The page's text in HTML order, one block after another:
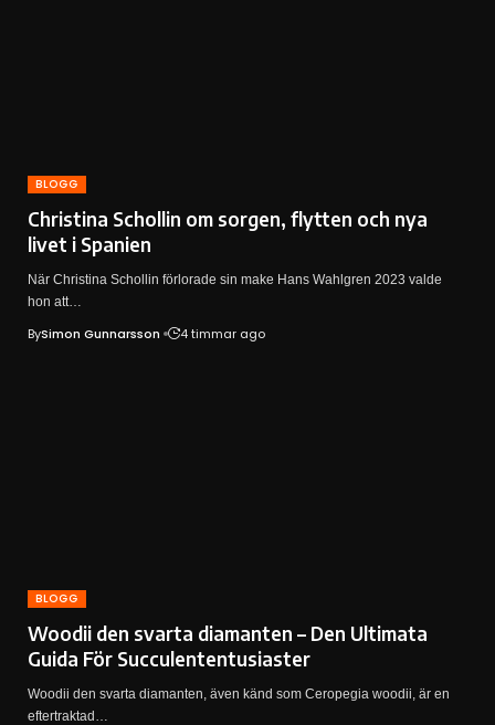
BLOGG
Christina Schollin om sorgen, flytten och nya
livet i Spanien
När Christina Schollin förlorade sin make Hans Wahlgren 2023 valde
hon att…
BySimon Gunnarsson 4 timmar ago
BLOGG
Woodii den svarta diamanten – Den Ultimata
Guida För Succulententusiaster
Woodii den svarta diamanten, även känd som Ceropegia woodii, är en
eftertraktad…